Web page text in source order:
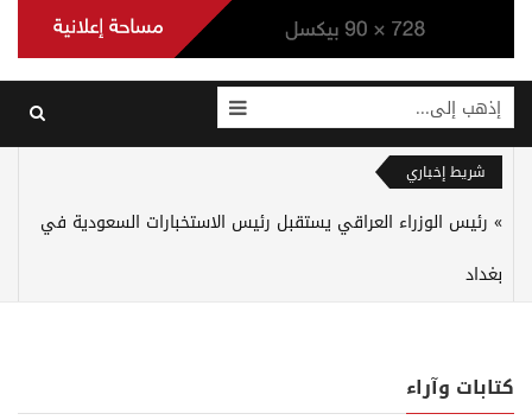
إذهب إلى...
شريط إخباري
رئيس الوزراء العراقي يستقبل رئيس الاستخبارات السعودية في
بغداد
كتابات وآراء